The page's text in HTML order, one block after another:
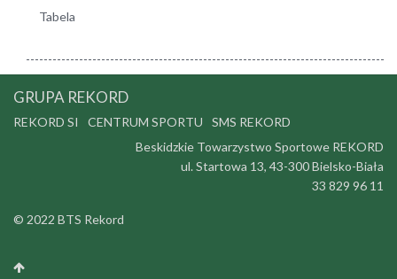
Tabela
GRUPA REKORD
REKORD SI CENTRUM SPORTU
SMS REKORD
Beskidzkie Towarzystwo Sportowe REKORD
ul. Startowa 13, 43-300 Bielsko-Biała
33 829 96 11
© 2022 BTS Rekord